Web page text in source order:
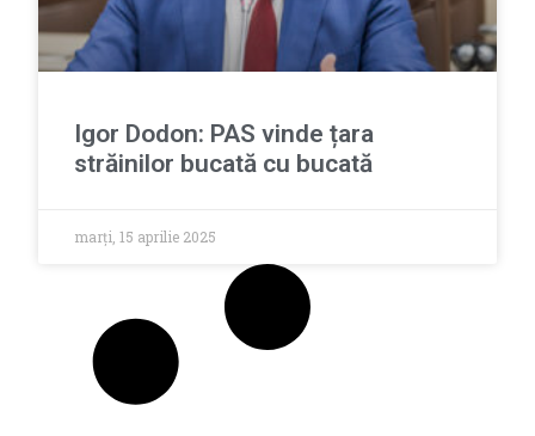
Igor Dodon: PAS vinde țara
străinilor bucată cu bucată
marți, 15 aprilie 2025